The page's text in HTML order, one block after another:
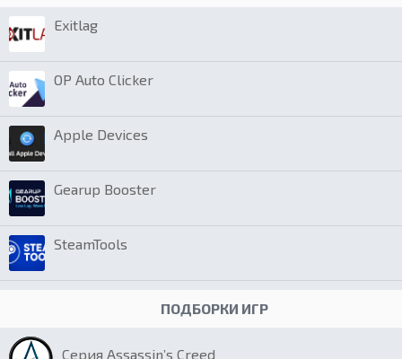
Exitlag
OP Auto Clicker
Apple Devices
Gearup Booster
SteamTools
ПОДБОРКИ ИГР
Серия Assassin’s Creed